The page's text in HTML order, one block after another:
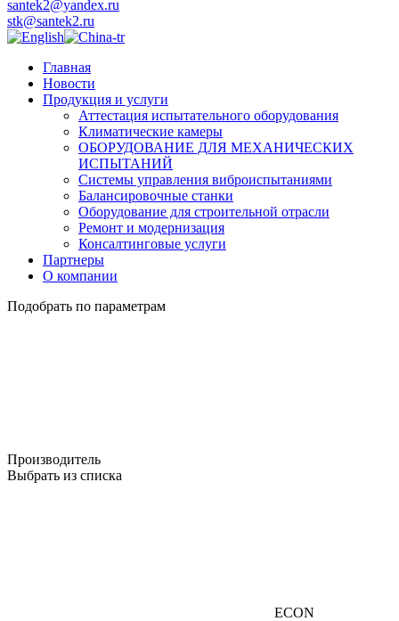
santek2@yandex.ru
stk@santek2.ru
Главная
Новости
Продукция и услуги
Аттестация испытательного оборудования
Климатические камеры
ОБОРУДОВАНИЕ ДЛЯ МЕХАНИЧЕСКИХ
ИСПЫТАНИЙ
Системы управления виброиспытаниями
Балансировочные станки
Оборудование для строительной отрасли
Ремонт и модернизация
Консалтинговые услуги
Партнеры
О компании
Подобрать по параметрам
Производитель
Выбрать из списка
ECON